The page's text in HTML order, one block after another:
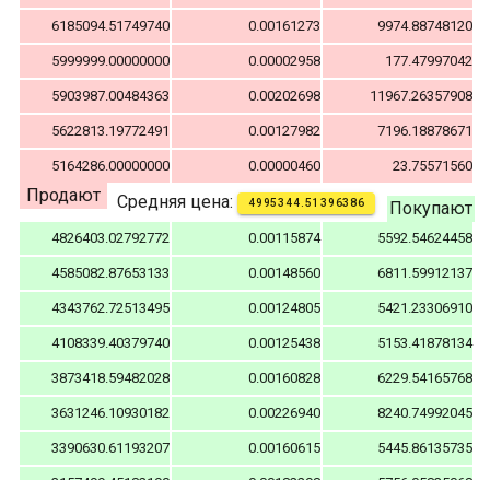
6185094.51749740 0.00161273 9974.88748120
5999999.00000000 0.00002958 177.47997042
5903987.00484363 0.00202698 11967.26357908
5622813.19772491 0.00127982 7196.18878671
5164286.00000000 0.00000460 23.75571560
Продают Средняя цена: 4995344.51396386 Покупают
4826403.02792772 0.00115874 5592.54624458
4585082.87653133 0.00148560 6811.59912137
4343762.72513495 0.00124805 5421.23306910
4108339.40379740 0.00125438 5153.41878134
3873418.59482028 0.00160828 6229.54165768
3631246.10930182 0.00226940 8240.74992045
3390630.61193207 0.00160615 5445.86135735